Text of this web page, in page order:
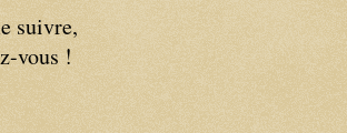
suivre,
vous !